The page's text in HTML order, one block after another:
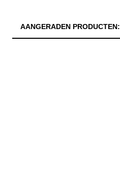
AANGERADEN PRODUCTEN: